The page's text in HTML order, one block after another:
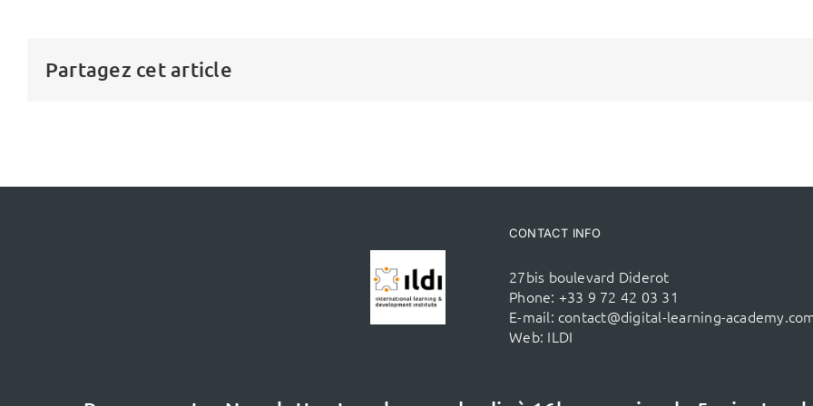
Partagez cet article
CONTACT INFO
27bis boulevard Diderot
Phone: +33 9 72 42 03 31
E-mail: contact@digital-learning-
Web: ILDI